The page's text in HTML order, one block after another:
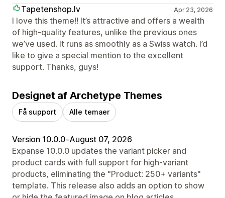
Tapetenshop.lv
Apr 23, 2026
I love this theme!! It’s attractive and offers a wealth
of high-quality features, unlike the previous ones
we’ve used. It runs as smoothly as a Swiss watch. I’d
like to give a special mention to the excellent
support. Thanks, guys!
Designet af Archetype Themes
Få support Alle temaer
Version 10.0.0•August 07, 2026
Expanse 10.0.0 updates the variant picker and
product cards with full support for high-variant
products, eliminating the "Product: 250+ variants"
template. This release also adds an option to show